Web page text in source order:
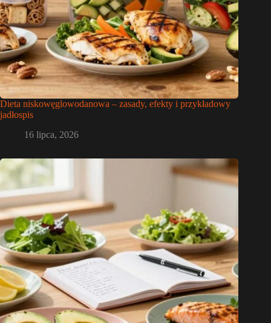
Dieta niskowęglowodanowa – zasady, efekty i przykładowy
jadłospis
16 lipca, 2026